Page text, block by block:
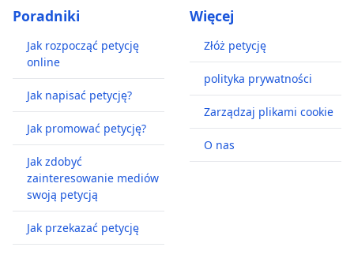
Poradniki
Jak rozpocząć petycję
online
Jak napisać petycję?
Jak promować petycję?
Jak zdobyć
zainteresowanie mediów
swoją petycją
Jak przekazać petycję
Więcej
Złóż petycję
polityka prywatności
Zarządzaj plikami cookie
O nas